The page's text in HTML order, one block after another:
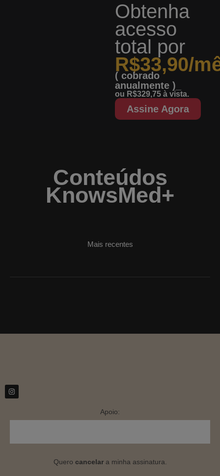
Obtenha
acesso
total por
R$33,90/
( cobrado
anualmente )_
ou R$329,75 à vista.
Assine Agora
Conteúdos
KnowsMed+
Mais recentes
Apoio:
Quero cancelara minha assinatura.